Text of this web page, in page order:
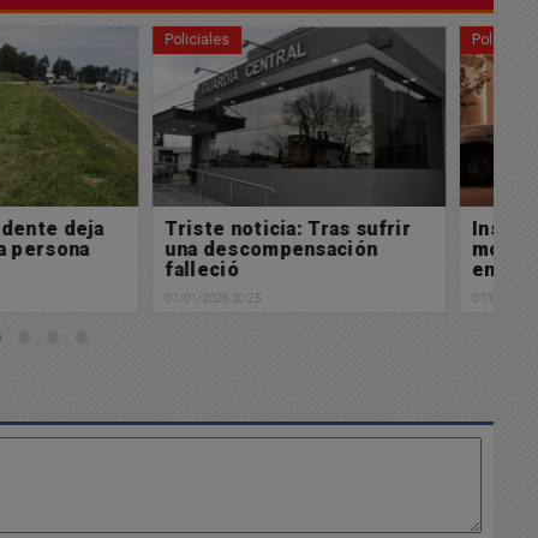
Tras sufrir
Policiales
Inseguridad: Robaron 1
moto en las últimas horas
en Chacabuco
07/01/2026 07:37